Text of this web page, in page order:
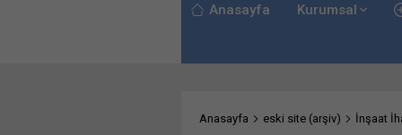
Anasayfa Kurumsal
Anasayfa eski site (arşiv) İnşaat